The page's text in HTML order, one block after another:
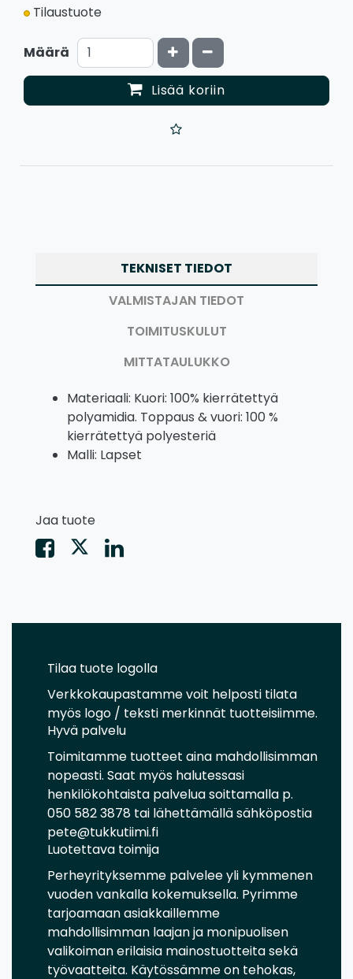
Tilaustuote
Määrä Kasvata määrää
Vähennä määrää
Lisää koriin
TEKNISET TIEDOT
VALMISTAJAN TIEDOT
TOIMITUSKULUT
MITTATAULUKKO
Materiaali: Kuori: 100% kierrätettyä
polyamidia. Toppaus & vuori: 100 %
kierrätettyä polyesteriä
Malli: Lapset
Jaa tuote
Tilaa tuote logolla
Verkkokaupastamme voit helposti tilata
myös logo / teksti merkinnät tuotteisiimme.
Hyvä palvelu
Toimitamme tuotteet aina mahdollisimman
nopeasti. Saat myös halutessasi
henkilökohtaista palvelua soittamalla p.
050 582 3878 tai lähettämällä sähköpostia
pete@tukkutiimi.fi
Luotettava toimija
Perheyrityksemme palvelee yli kymmenen
vuoden vankalla kokemuksella. Pyrimme
tarjoamaan asiakkaillemme
mahdollisimman laajan ja monipuolisen
valikoiman erilaisia mainostuotteita sekä
työvaatteita. Käytössämme on tehokas,